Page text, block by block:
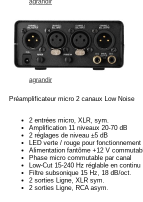
agrandir
Préamplificateur micro 2 canaux Low Noise
2 entrées micro, XLR, sym.
Amplification 11 niveaux 20-70 dB
2 réglages de niveau ±5 dB
LED verte / rouge pour fonctionnement
Alimentation fantôme +12 V
Phase micro commutable par canal
Low-Cut 15-240 Hz réglable en continu
Filtre subsonique 15 Hz, 18 dB/oct.
2 sorties Ligne, XLR sym.
2 sorties Ligne, RCA asym.